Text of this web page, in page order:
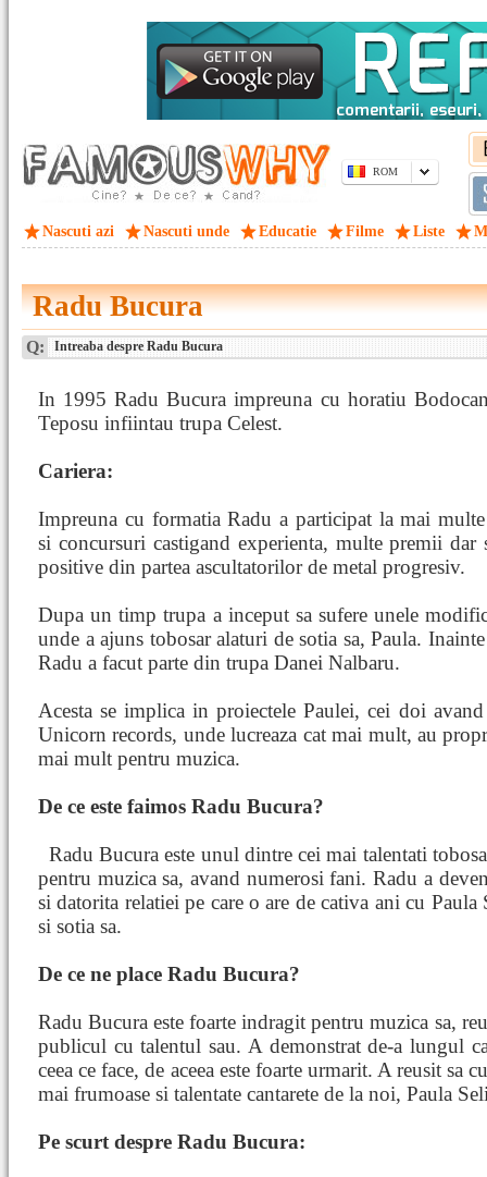
ROM
Nascuti azi Nascuti unde Educatie Filme Liste
Radu Bucura
Q: Intreaba despre Radu Bucura
In 1995 Radu Bucura impreuna cu horatiu
Teposu infiintau trupa Celest.
Cariera:
Impreuna cu formatia Radu a participat la mai
si concursuri castigand experienta, multe premii dar
positive din partea ascultatorilor de metal progresiv.
Dupa un timp trupa a inceput sa sufere unele
unde a ajuns tobosar alaturi de sotia sa, Paula.
Radu a facut parte din trupa Danei Nalbaru.
Acesta se implica in proiectele Paulei, cei doi
Unicorn records, unde lucreaza cat mai mult, au
mai mult pentru muzica.
De ce este faimos Radu Bucura?
Radu Bucura este unul dintre cei mai talentati
pentru muzica sa, avand numerosi fani. Radu a
si datorita relatiei pe care o are de cativa ani cu
si sotia sa.
De ce ne place Radu Bucura?
Radu Bucura este foarte indragit pentru muzica sa,
publicul cu talentul sau. A demonstrat de-a lungul
ceea ce face, de aceea este foarte urmarit. A reusit sa
mai frumoase si talentate cantarete de la noi, Paula
Pe scurt despre Radu Bucura: